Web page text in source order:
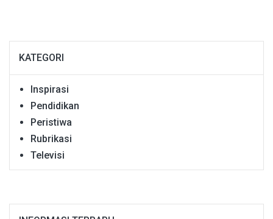
KATEGORI
Inspirasi
Pendidikan
Peristiwa
Rubrikasi
Televisi